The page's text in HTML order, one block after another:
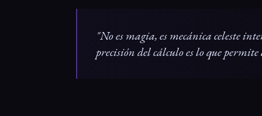
"No es magia, es mecánica celeste
precisión del cálculo es lo que